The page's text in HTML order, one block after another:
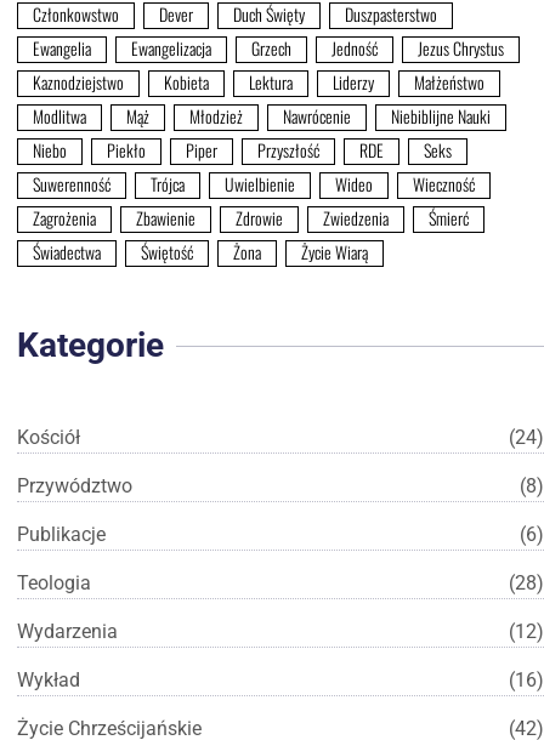
Członkowstwo
Dever Duch Święty
Duszpasterstwo
Ewangelia
Ewangelizacja Grzech Jedność
Jezus Chrystus
Kaznodziejstwo
Kobieta Lektura Liderzy
Małżeństwo
Modlitwa
Mąż Młodzież Nawrócenie
Niebiblijne Nauki
Niebo
Piekło Piper Przyszłość RDE
Seks
Suwerenność
Trójca Uwielbienie Wideo
Wieczność
Zagrożenia
Zbawienie Zdrowie Zwiedzenia
Śmierć
Świadectwa
Świętość Żona Życie Wiarą
Kategorie
Kościół (24)
Przywództwo (8)
Publikacje (6)
Teologia (28)
Wydarzenia (12)
Wykład (16)
Życie Chrześcijańskie (42)